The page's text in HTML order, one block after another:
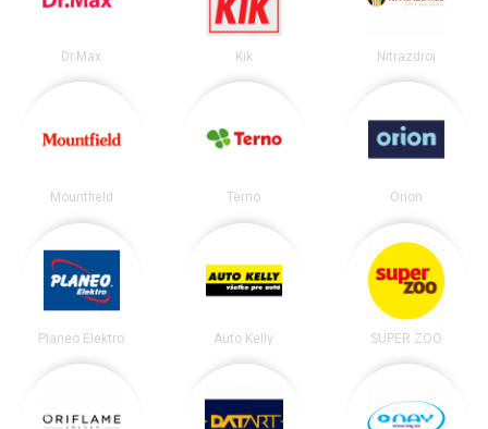
Dr.Max Kik Nitrazdroj
Mountfield Terno Orion
Planeo Elektro Auto Kelly SUPER ZOO